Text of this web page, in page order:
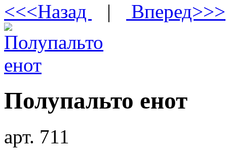
<<<Назад
| Вперед>>>
Полупальто енот
арт. 711